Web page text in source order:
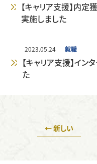
各種
【キャリア支援】内定
実施しました
2023.05.24 就職
【キャリア支援】イン
た
← 新しい